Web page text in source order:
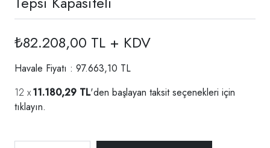
₺82.208,00 TL + KDV
Havale Fiyatı : 97.663,10 TL
11.180,29 TL'den başlayan taksit seçenekleri için
tıklayın.